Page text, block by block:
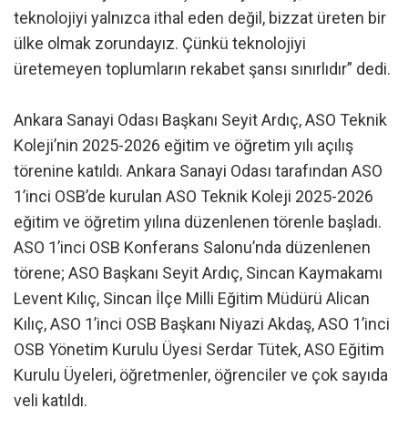
teknolojiyi yalnızca ithal eden değil, bizzat üreten bir
ülke olmak zorundayız. Çünkü teknolojiyi
üretemeyen toplumların rekabet şansı sınırlıdır” dedi.
Ankara Sanayi Odası Başkanı Seyit Ardıç, ASO Teknik
Koleji’nin 2025-2026 eğitim ve öğretim yılı açılış
törenine katıldı. Ankara Sanayi Odası tarafından ASO
1’inci OSB’de kurulan ASO Teknik Koleji 2025-2026
eğitim ve öğretim yılına düzenlenen törenle başladı.
ASO 1’inci OSB Konferans Salonu’nda düzenlenen
törene; ASO Başkanı Seyit Ardıç, Sincan Kaymakamı
Levent Kılıç, Sincan İlçe Milli Eğitim Müdürü Alican
Kılıç, ASO 1’inci OSB Başkanı Niyazi Akdaş, ASO 1’inci
OSB Yönetim Kurulu Üyesi Serdar Tütek, ASO Eğitim
Kurulu Üyeleri, öğretmenler, öğrenciler ve çok sayıda
veli katıldı.